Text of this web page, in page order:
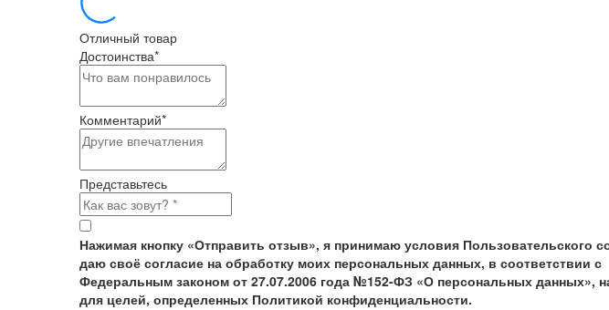
Отличный товар
Достоинства*
Комментарий*
Представьтесь
Нажимая кнопку «Отправить отзыв», я принимаю условия Пользовательского
даю своё согласие на обработку моих персональных данных, в соответствии с
Федеральным законом от 27.07.2006 года №152-ФЗ «О персональных данных»,
для целей, определенных Политикой конфиденциальности.